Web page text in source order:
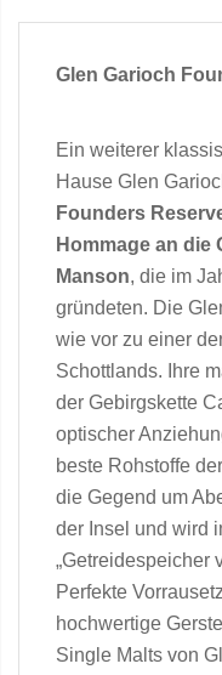
Glen Garioch
Ein weiterer
Hause Glen
Founders
Hommage an
Manson, die im
gründeten. Die
wie vor zu einer
Schottlands. Ihre
der Gebirgskette
optischer
beste Rohstoffe
die Gegend um
der Insel und wird
„Getreidespeicher
Perfekte
hochwertige
Single Malts von